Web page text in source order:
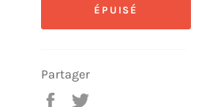
ÉPUISÉ
Partager
Partager